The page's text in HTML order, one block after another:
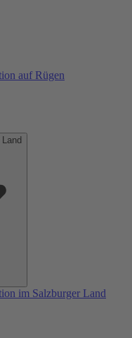
auf Rügen
im Salzburger Land